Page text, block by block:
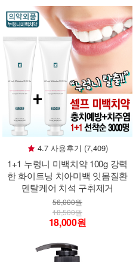
4.7 사용후기 (7,409)
1+1 누렁니 미백치약 100g 강력
한 화이트닝 치아미백 잇몸질환
덴탈케어 치석 구취제거
56,000원
18,500원
18,000원